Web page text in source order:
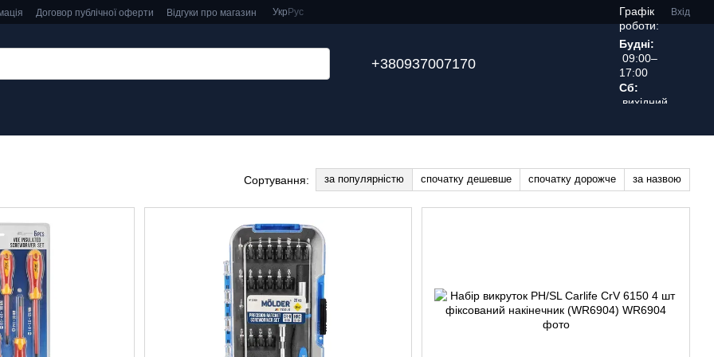
Договор публічної оферти Відгуки про магазин Укр Рус Вхід
+380937007170
Графік
роботи:
Будні:
09:00–
17:00
Сб:
вихідний
Сортування: за популярністю спочатку дешевше спочатку дорожче за назвою